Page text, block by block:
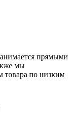
прямыми
мы
товара по низким